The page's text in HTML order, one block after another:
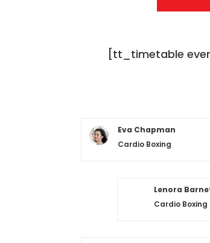
[tt_timetable
Eva Chapman
Cardio Boxing
Lenora
Cardio Boxing